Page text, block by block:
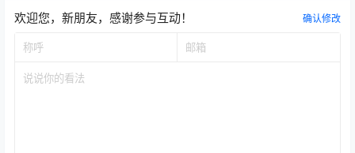
欢迎您，新朋友，感谢参与互动！ 确认修改